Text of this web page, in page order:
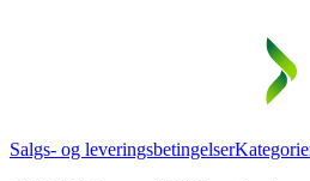
Salgs- og leveringsbetingelser